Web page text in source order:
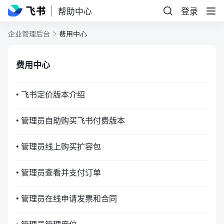
帮助中心 登录
企业管理后台 费用中心
费用中心
• 飞书定价版本介绍
• 管理员自助购买飞书付费版本
• 管理员线上购买扩容包
• 管理员查看并支付订单
• 管理员在线申请发票和合同